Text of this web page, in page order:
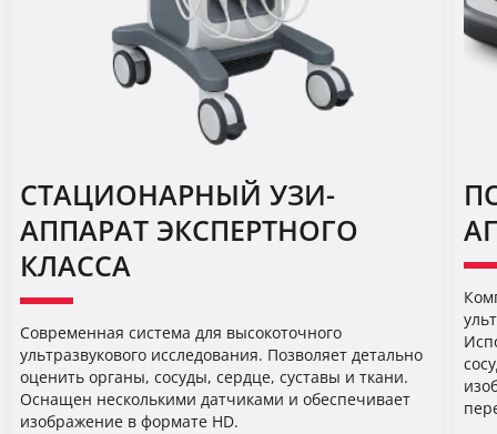
СТАЦИОНАРНЫЙ УЗИ-
АППАРАТ ЭКСПЕРТНОГО
КЛАССА
Современная система для высокоточного
ультразвукового исследования. Позволяет детально
оценить органы, сосуды, сердце, суставы и ткани.
Оснащен несколькими датчиками и обеспечивает
изображение в формате HD.